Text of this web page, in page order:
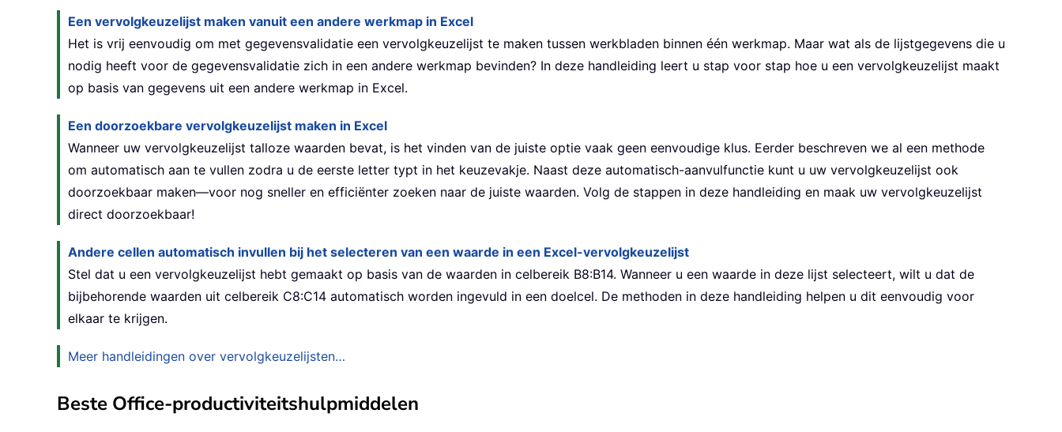
Een vervolgkeuzelijst maken vanuit een andere werkmap in Excel
Het is vrij eenvoudig om met gegevensvalidatie een vervolgkeuzelijst te maken tussen werkbladen binnen één werkmap. Maar wat als de lijstgegevens die u
nodig heeft voor de gegevensvalidatie zich in een andere werkmap bevinden? In deze handleiding leert u stap voor stap hoe u een vervolgkeuzelijst maakt
op basis van gegevens uit een andere werkmap in Excel.
Een doorzoekbare vervolgkeuzelijst maken in Excel
Wanneer uw vervolgkeuzelijst talloze waarden bevat, is het vinden van de juiste optie vaak geen eenvoudige klus. Eerder beschreven we al een methode
om automatisch aan te vullen zodra u de eerste letter typt in het keuzevakje. Naast deze automatisch-aanvulfunctie kunt u uw vervolgkeuzelijst ook
doorzoekbaar maken—voor nog sneller en efficiënter zoeken naar de juiste waarden. Volg de stappen in deze handleiding en maak uw vervolgkeuzelijst
direct doorzoekbaar!
Andere cellen automatisch invullen bij het selecteren van een waarde in een Excel-vervolgkeuzelijst
Stel dat u een vervolgkeuzelijst hebt gemaakt op basis van de waarden in celbereik B8:B14. Wanneer u een waarde in deze lijst selecteert, wilt u dat de
bijbehorende waarden uit celbereik C8:C14 automatisch worden ingevuld in een doelcel. De methoden in deze handleiding helpen u dit eenvoudig voor
elkaar te krijgen.
Meer handleidingen over vervolgkeuzelijsten…
Beste Office-productiviteitshulpmiddelen